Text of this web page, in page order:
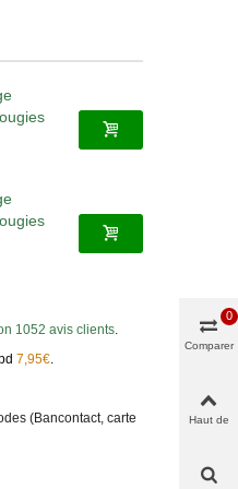
1052 avis clients.
7,95€.
(Bancontact, carte
Comparer
0
Haut de